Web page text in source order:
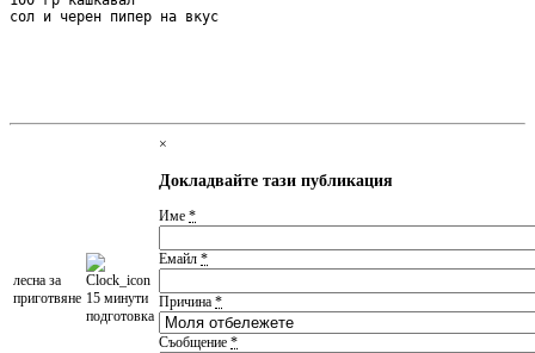
сол и черен пипер на вкус
леснa за
приготвяне 15 минути
подготовка
×
Докладвайте тази публикация
Име *
Емайл *
Причина *
Съобщение *